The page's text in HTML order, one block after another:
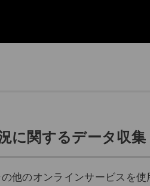
に関するデータ収集
他のオンラインサービスを